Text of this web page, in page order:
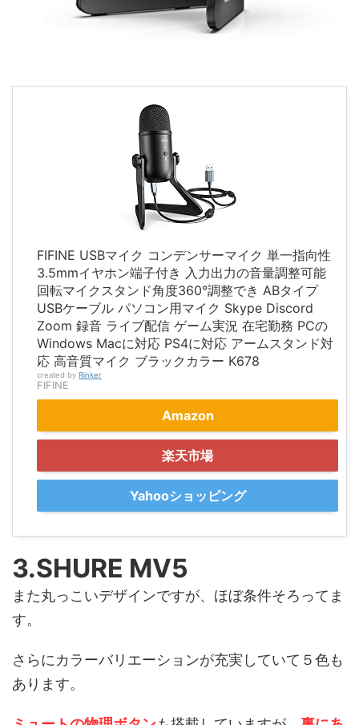
FIFINE USBマイク コンデンサーマイク 単一指向性
3.5mmイヤホン端子付き 入力出力の音量調整可能
回転マイクスタンド角度360°調整でき ABタイプ
USBケーブル パソコン用マイク Skype Discord
Zoom 録音 ライブ配信 ゲーム実況 在宅勤務 PCの
Windows Macに対応 PS4に対応 アームスタンド対
応 高音質マイク ブラックカラー K678
created by Rinker
FIFINE
Amazon
楽天市場
Yahooショッピング
3.SHURE MV5
また丸っこいデザインですが、ほぼ条件そろってま
す。
さらにカラーバリエーションが充実していて５色も
あります。